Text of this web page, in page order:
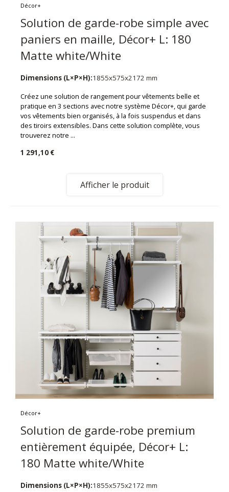
Décor+
Solution de garde-robe simple avec
paniers en maille, Décor+ L: 180
Matte white/White
Dimensions (L×P×H):1855x575x2172 mm
Créez une solution de rangement pour vêtements belle et
pratique en 3 sections avec notre système Décor+, qui garde
vos vêtements bien organisés, à la fois suspendus et dans
des tiroirs extensibles. Dans cette solution complète, vous
trouverez notre ...
1 291,10 €
Afficher le produit
Décor+
Solution de garde-robe premium
entièrement équipée, Décor+ L:
180 Matte white/White
Dimensions (L×P×H):1855x575x2172 mm